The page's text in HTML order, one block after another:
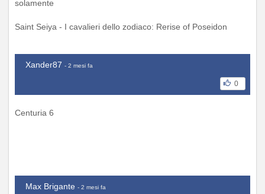
solamente
Saint Seiya - I cavalieri dello zodiaco: Rerise of Poseidon
Xander87 - 2 mesi fa
0
Centuria 6
Max Brigante - 2 mesi fa